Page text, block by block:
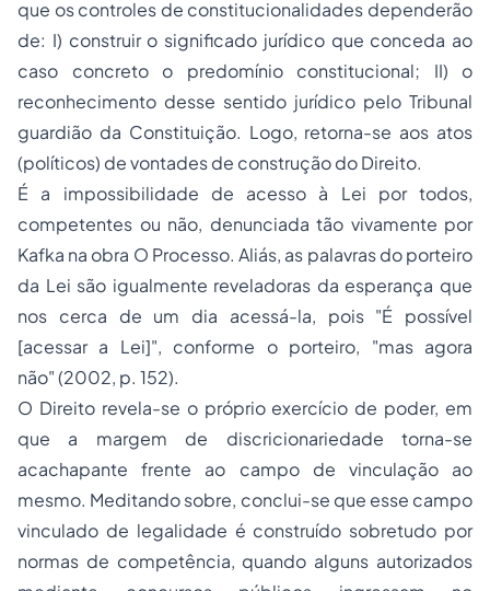
que os controles de constitucionalidades dependerão
de: I) construir o significado jurídico que conceda ao
caso concreto o predomínio constitucional; II) o
reconhecimento desse sentido jurídico pelo Tribunal
guardião da Constituição. Logo, retorna-se aos atos
(políticos) de vontades de construção do Direito.
É a impossibilidade de acesso à Lei por todos,
competentes ou não, denunciada tão vivamente por
Kafka na obra O Processo. Aliás, as palavras do porteiro
da Lei são igualmente reveladoras da esperança que
nos cerca de um dia acessá-la, pois "É possível
[acessar a Lei]", conforme o porteiro, "mas agora
não" (2002, p. 152).
O Direito revela-se o próprio exercício de poder, em
que a margem de discricionariedade torna-se
acachapante frente ao campo de vinculação ao
mesmo. Meditando sobre, conclui-se que esse campo
vinculado de legalidade é construído sobretudo por
normas de competência, quando alguns autorizados